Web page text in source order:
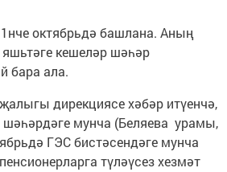
октябрьдә башлана. Аның
кешеләр шәһәр
бара ала.
дирекциясе хәбәр итүенчә,
мунча (Беляева урамы,
ГЭС бистәсендәге мунча
түләүсез хезмәт